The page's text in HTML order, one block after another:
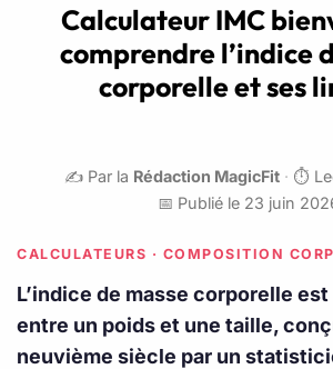
Calculateur IMC
comprendre l’indice
corporelle et ses
✍️ Par la Rédaction MagicFit · ⏱️
📅 Publié le 23 juin
CALCULATEURS · COMPOSITION
L’indice de masse corporelle
entre un poids et une taille,
neuvième siècle par un